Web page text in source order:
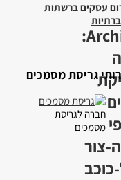
צור
כוכב
עסקים ברשתות
גריסת מסמכים
חברה לגריסת
מסמכים